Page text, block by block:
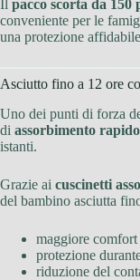
Il pacco scorta da 150
conveniente per le
una protezione
Asciutto fino a 12 ore
Uno dei punti di forza
di assorbimento rapido
istanti.
Grazie ai cuscinetti
del bambino asciutta
maggiore
protezione
riduzione del